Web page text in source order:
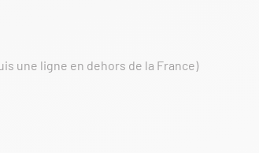
une ligne en dehors de la France)